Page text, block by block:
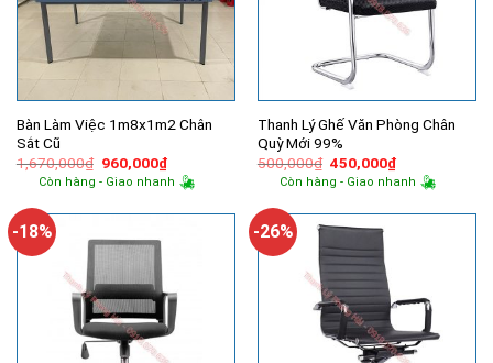
Bàn Làm Việc 1m8x1m2 Chân
Sắt Cũ
1,670,000₫ Giá
gốc
là:
960,000₫Giá
hiện
tại
960,000₫.
Còn hàng - Giao nhanh
Thanh Lý Ghế Văn Phòng Chân
Quỳ Mới 99%
500,000₫ Giá
gốc
là:
450,000₫Giá
hiện
tại
450,000₫.
Còn hàng - Giao nhanh
-18% -26%